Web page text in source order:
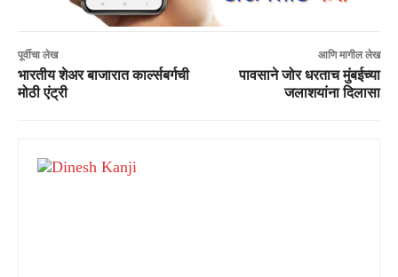
पूर्वीचा लेख
भारतीय शेअर बाजारात कार्ल्सबर्गची
मोठी एंट्री
आणि मागील लेख
पावसाने जोर धरताच मुंबईच्या
जलाशयांना दिलासा